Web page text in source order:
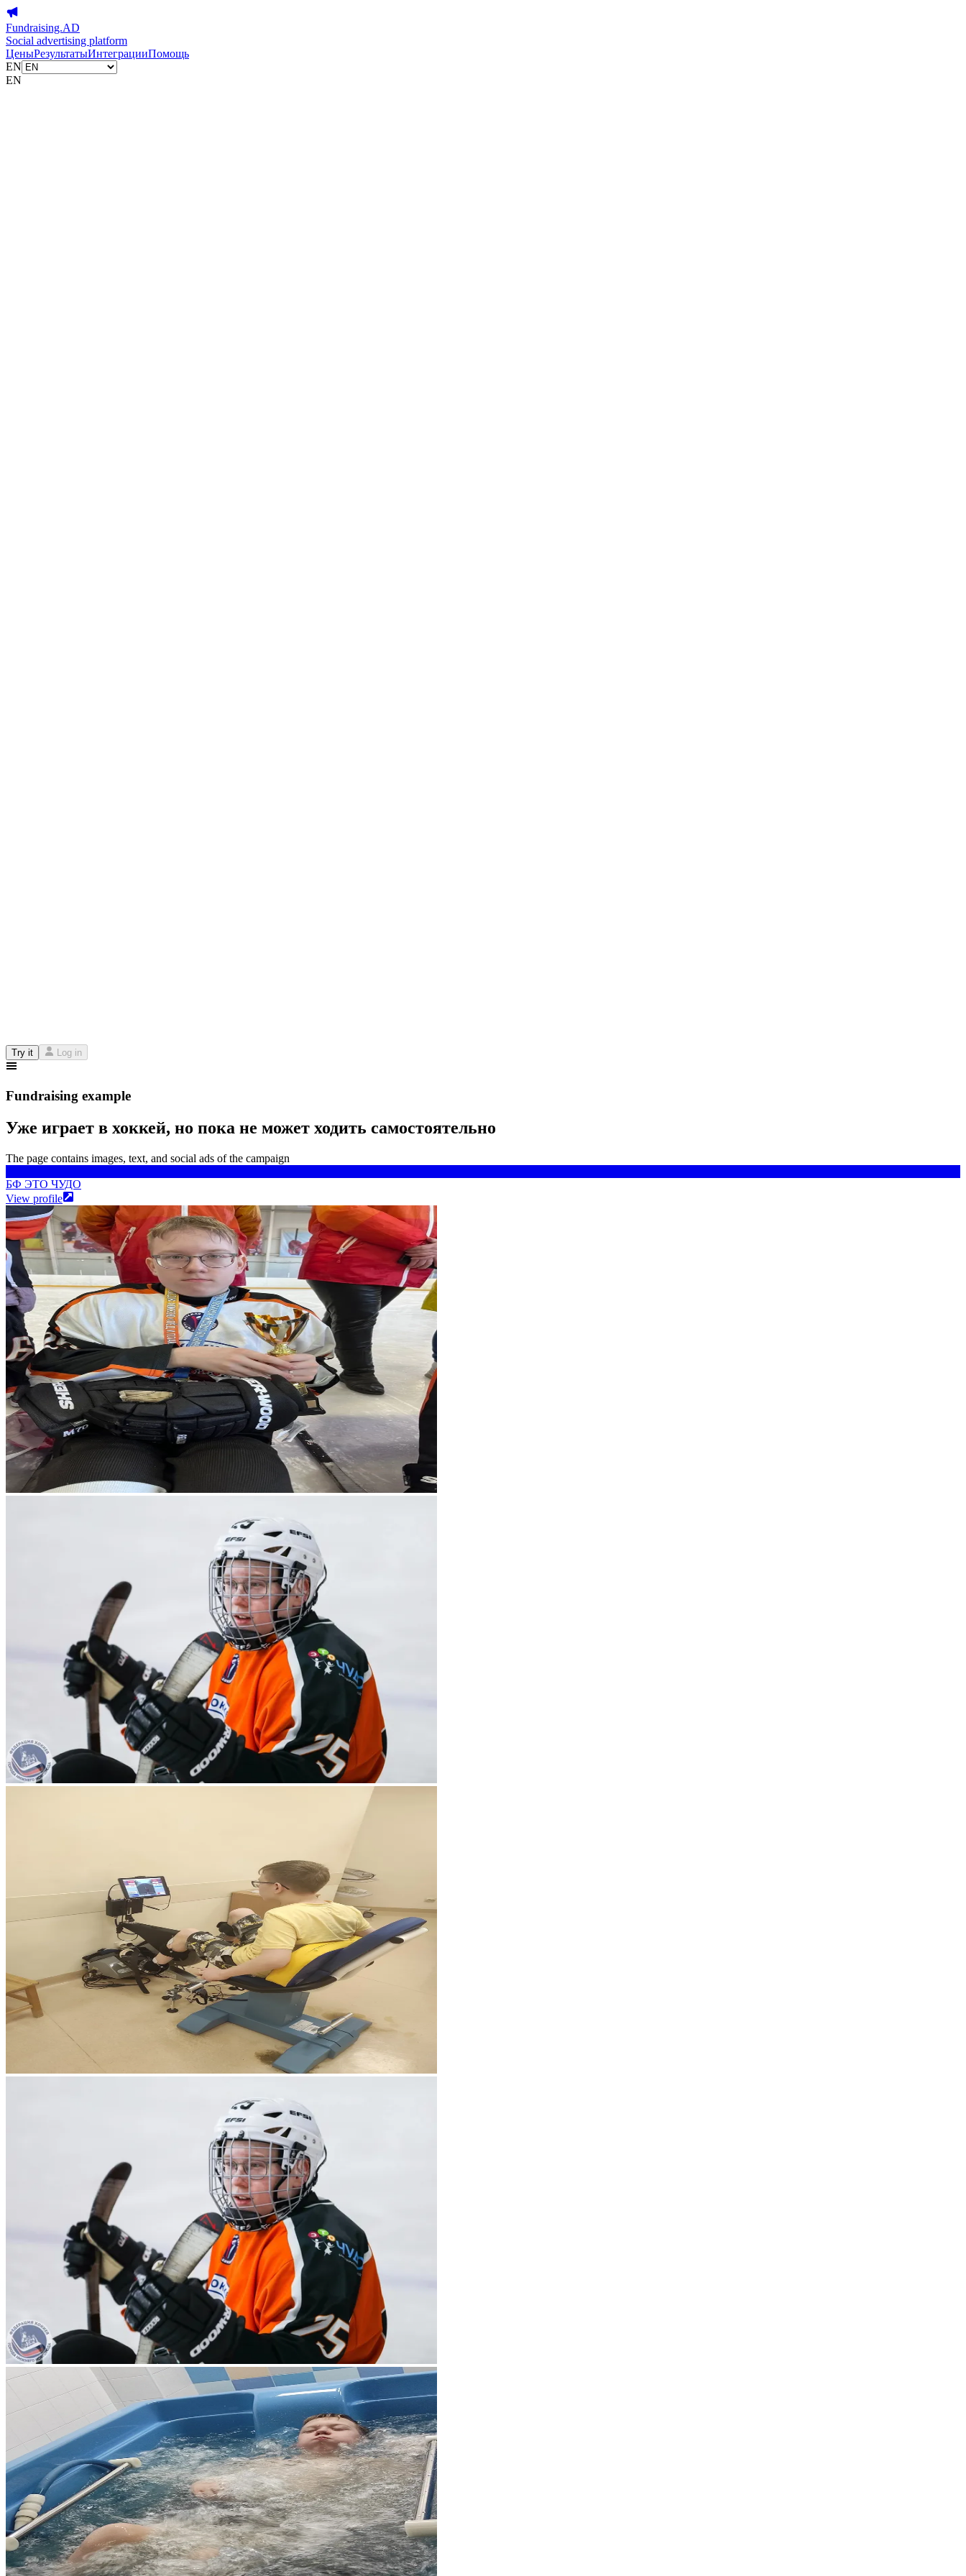
Fundraising.AD
Social advertising platform
ЦеныРезультатыИнтеграцииПомощь
EN
EN
Try it Log in
Fundraising example
Уже играет в хоккей, но пока не может ходить самостоятельно
The page contains images, text, and social ads of the campaign
БФ ЭТО ЧУДО
View profile